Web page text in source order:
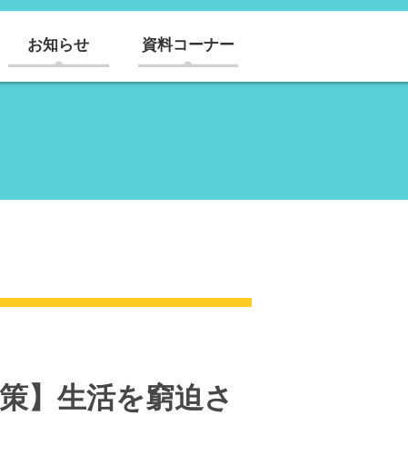
お知らせ 資料コーナー
】生活を窮迫さ